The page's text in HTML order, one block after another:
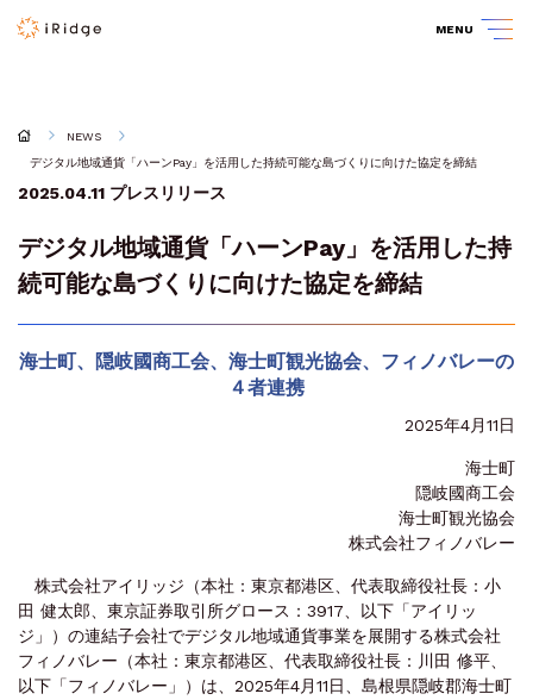
MENU
NEWS
デジタル地域通貨「ハーンPay」を活用した持続可能な島づくりに向けた協定を締結
2025.04.11 プレスリリース
デジタル地域通貨「ハーンPay」を活用した持
続可能な島づくりに向けた協定を締結
海士町、隠岐國商工会、海士町観光協会、フィノバレーの
４者連携
2025年4月11日
海士町
隠岐國商工会
海士町観光協会
株式会社フィノバレー
株式会社アイリッジ（本社：東京都港区、代表取締役社長：小
田 健太郎、東京証券取引所グロース：3917、以下「アイリッ
ジ」）の連結子会社でデジタル地域通貨事業を展開する株式会社
フィノバレー（本社：東京都港区、代表取締役社長：川田 修平、
以下「フィノバレー」）は、2025年4月11日、島根県隠岐郡海士町